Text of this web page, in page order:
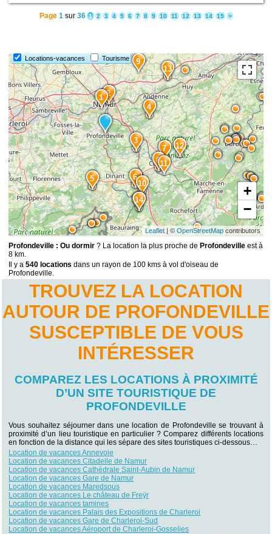
Page 1sur 36 1 2 3 4 5 6 7 8 9 10 11 12 13 14 15 >
Locations-vacances Tourisme
15
14
13
12
11
10
9
8
7
6
5
4
3
2
1
+
−
Leaflet| © OpenStreetMapcontributors
Profondeville : Ou dormir ? La location la plus proche de Profondeville est à
8 km.
Il y a540 locations dans un rayon de 100 kms à vol d'oiseau de
Profondeville.
TROUVEZ LA LOCATION
AUTOUR DE PROFONDEVILLE
SUSCEPTIBLE DE VOUS
INTÉRESSER
COMPAREZ LES LOCATIONS À PROXIMITÉ
D’UN SITE TOURISTIQUE DE
PROFONDEVILLE
Vous souhaitez séjourner dans une location de Profondeville se trouvant à
proximité d’un lieu touristique en particulier ? Comparez différents locations
en fonction de la distance qui les sépare des sites touristiques ci-dessous…
Location de vacances Annevoie
Location de vacances Citadelle de Namur
Location de vacances Cathédrale Saint-Aubin de Namur
Location de vacances Gare de Namur
Location de vacances Maredsous
Location de vacances Le château de Freÿr
Location de vacances tamines
Location de vacances Palais des Expositions de Charleroi
Location de vacances Gare de Charleroi-Sud
Location de vacances Aéroport de Charleroi-Gosselies